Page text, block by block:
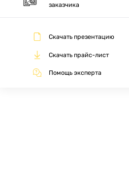
заказчика
Скачать презентацию
Скачать прайс-лист
Помощь эксперта